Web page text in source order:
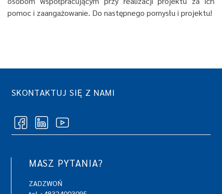
pomoc i zaangażowanie. Do następnego pomysłu i projektu!
SKONTAKTUJ SIĘ Z NAMI
MASZ PYTANIA?
ZADZWOŃ